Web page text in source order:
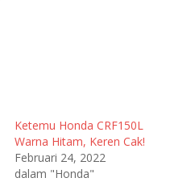
Ketemu Honda CRF150L
Warna Hitam, Keren Cak!
Februari 24, 2022
dalam "Honda"